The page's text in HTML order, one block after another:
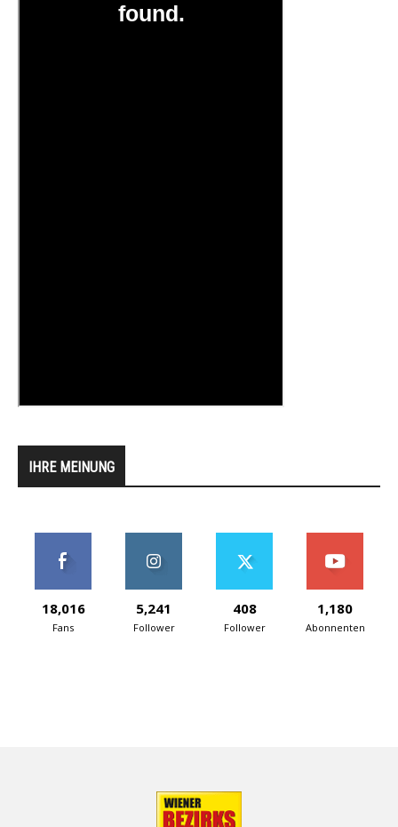
IHRE MEINUNG
18,016
Fans
5,241
Follower
408
Follower
1,180
Abonnenten